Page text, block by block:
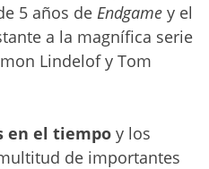
5 años de Endgame y el
a la magnífica serie
Lindelof y Tom
en el tiempo y los
de importantes